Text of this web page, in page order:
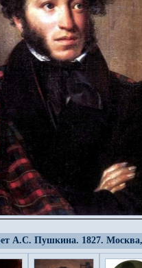
А.С. Пушкина. 1827. Москва,